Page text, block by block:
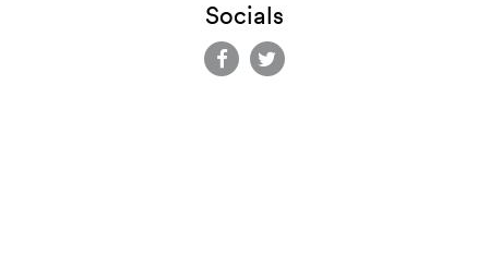
Socials